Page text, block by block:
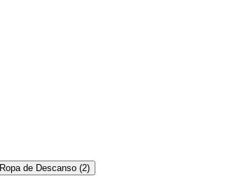
Ropa de Descanso (2)